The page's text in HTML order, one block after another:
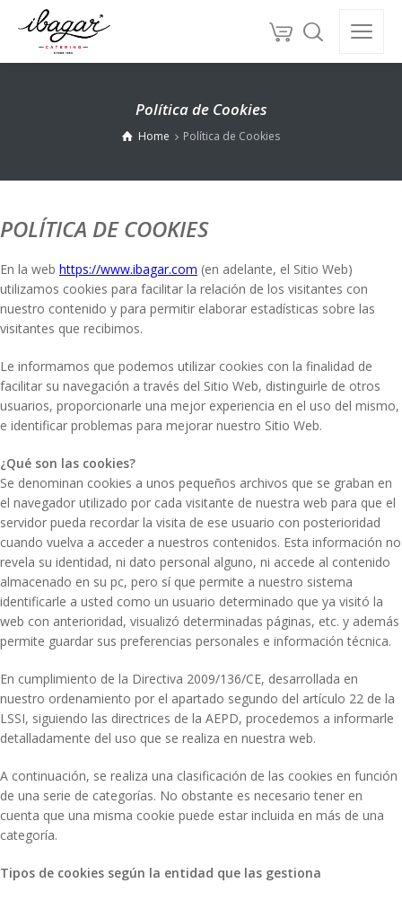
Política de Cookies
Home Política de Cookies
POLÍTICA DE COOKIES
En la web https://www.ibagar.com (en adelante, el Sitio Web)
utilizamos cookies para facilitar la relación de los visitantes con
nuestro contenido y para permitir elaborar estadísticas sobre las
visitantes que recibimos.
Le informamos que podemos utilizar cookies con la finalidad de
facilitar su navegación a través del Sitio Web, distinguirle de otros
usuarios, proporcionarle una mejor experiencia en el uso del mismo,
e identificar problemas para mejorar nuestro Sitio Web.
¿Qué son las cookies?
Se denominan cookies a unos pequeños archivos que se graban en
el navegador utilizado por cada visitante de nuestra web para que el
servidor pueda recordar la visita de ese usuario con posterioridad
cuando vuelva a acceder a nuestros contenidos. Esta información no
revela su identidad, ni dato personal alguno, ni accede al contenido
almacenado en su pc, pero sí que permite a nuestro sistema
identificarle a usted como un usuario determinado que ya visitó la
web con anterioridad, visualizó determinadas páginas, etc. y además
permite guardar sus preferencias personales e información técnica.
En cumplimiento de la Directiva 2009/136/CE, desarrollada en
nuestro ordenamiento por el apartado segundo del artículo 22 de la
LSSI, siguiendo las directrices de la AEPD, procedemos a informarle
detalladamente del uso que se realiza en nuestra web.
A continuación, se realiza una clasificación de las cookies en función
de una serie de categorías. No obstante es necesario tener en
cuenta que una misma cookie puede estar incluida en más de una
categoría.
Tipos de cookies según la entidad que las gestiona